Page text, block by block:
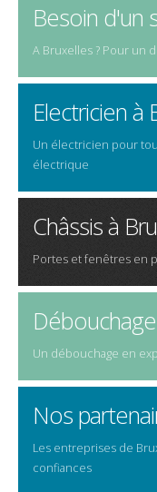
Besoin d'un
A Bruxelles ? Pour un
Electricien à
Un électricien pour
électrique
Châssis à
Portes et fenêtres en
Un débouchage en
Nos
Les entreprises de
confiances